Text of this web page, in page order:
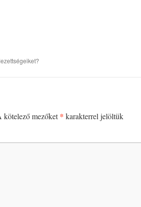
kötelező mezőket* karakterrel jelöltük